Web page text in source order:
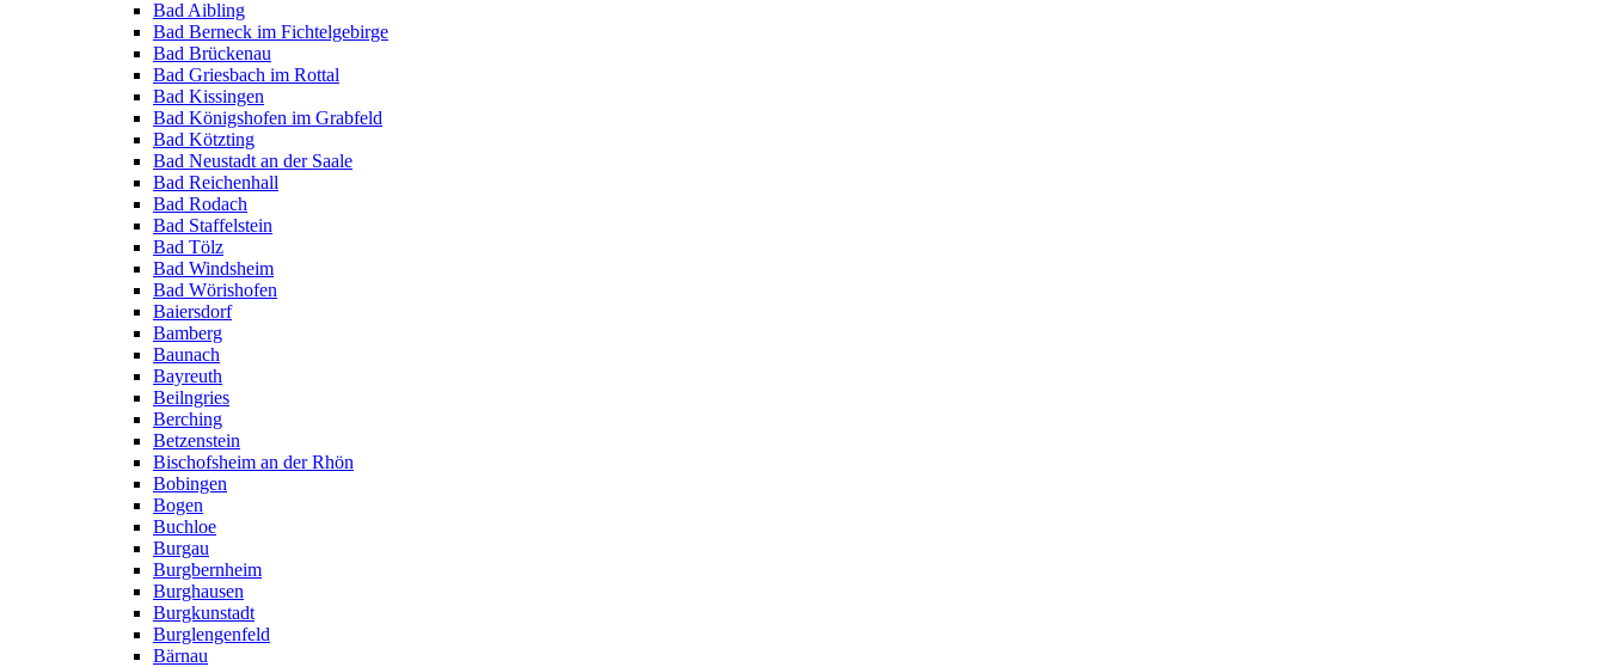
Bad Aibling
Bad Berneck im Fichtelgebirge
Bad Brückenau
Bad Griesbach im Rottal
Bad Kissingen
Bad Königshofen im Grabfeld
Bad Kötzting
Bad Neustadt an der Saale
Bad Reichenhall
Bad Rodach
Bad Staffelstein
Bad Tölz
Bad Windsheim
Bad Wörishofen
Baiersdorf
Bamberg
Baunach
Bayreuth
Beilngries
Berching
Betzenstein
Bischofsheim an der Rhön
Bobingen
Bogen
Buchloe
Burgau
Burgbernheim
Burghausen
Burgkunstadt
Burglengenfeld
Bärnau